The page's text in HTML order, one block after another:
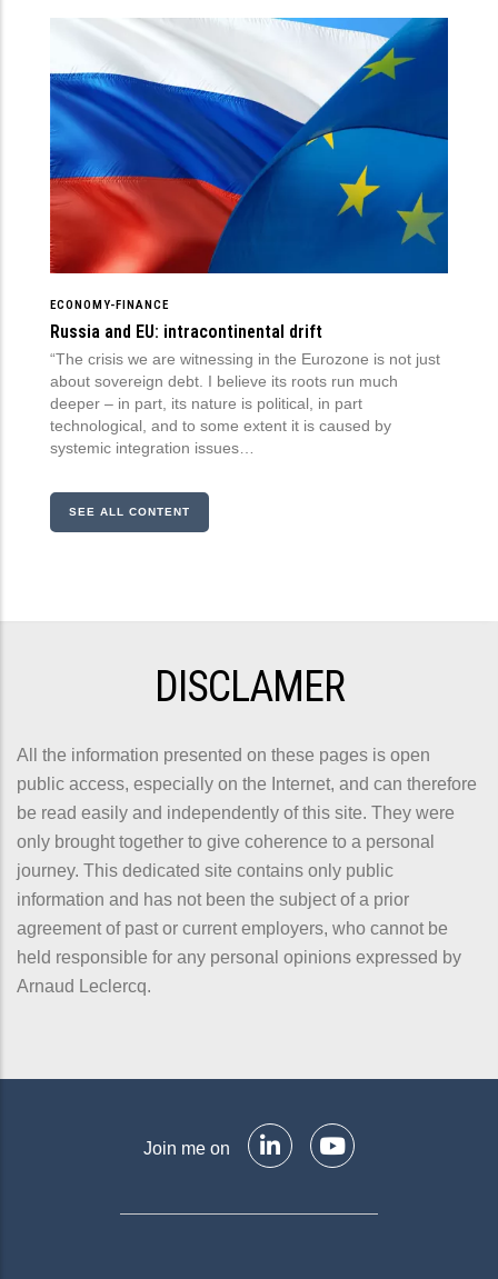
ECONOMY-FINANCE
Russia and EU: intracontinental drift
“The crisis we are witnessing in the Eurozone is not just
about sovereign debt. I believe its roots run much
deeper – in part, its nature is political, in part
technological, and to some extent it is caused by
systemic integration issues…
SEE ALL CONTENT
DISCLAMER
All the information presented on these pages is open
public access, especially on the Internet, and can therefore
be read easily and independently of this site. They were
only brought together to give coherence to a personal
journey. This dedicated site contains only public
information and has not been the subject of a prior
agreement of past or current employers, who cannot be
held responsible for any personal opinions expressed by
Arnaud Leclercq.
Join me on